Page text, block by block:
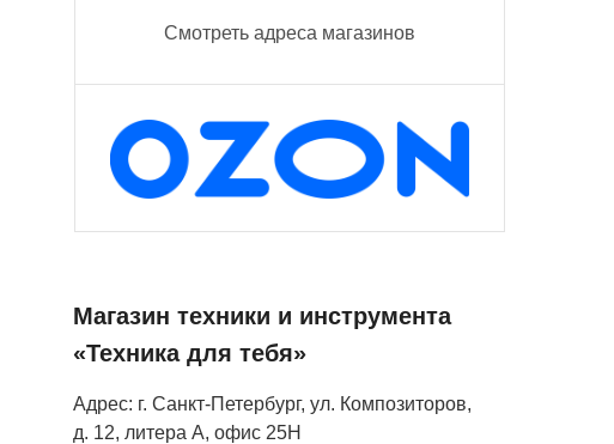
Адрес: г. Санкт-Петербург, ул. Композиторов,
д. 12, литера А, офис 25Н
Магазин техники и инструмента
«Техника для тебя»
Смотреть адреса магазинов